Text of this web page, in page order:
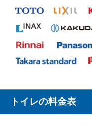
トイレの料金表